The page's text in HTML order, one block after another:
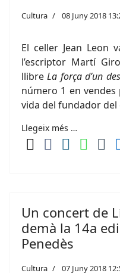
Cultura 08 Juny 2018
El celler Jean Leon
l’escriptor Martí
llibreLa força d’un
número 1 en vendes
vida del fundador del
Llegeix més …
Un concert de
demà la 14a
Penedès
Cultura 07 Juny 2018